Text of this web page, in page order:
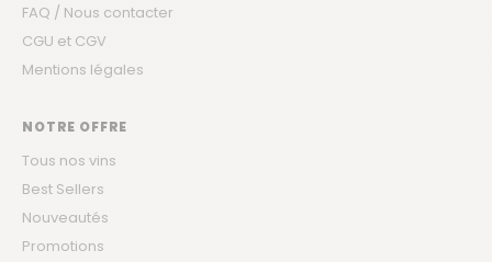
FAQ / Nous contacter
CGU et CGV
Mentions légales
NOTRE OFFRE
Tous nos vins
Best Sellers
Nouveautés
Promotions